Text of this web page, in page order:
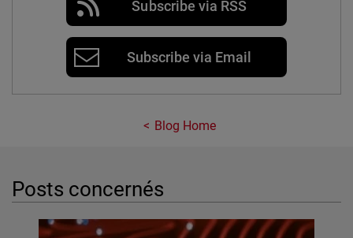
Subscribe via RSS
Subscribe via Email
Blog Home
Posts concernés